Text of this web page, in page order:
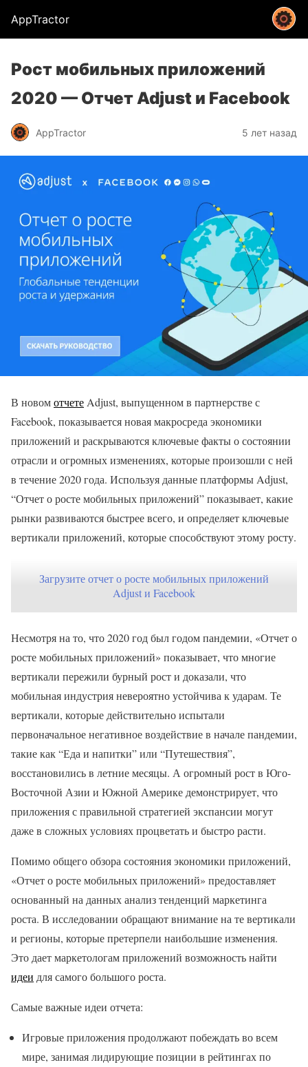
AppTractor
Рост мобильных приложений
2020 — Отчет Adjust и Facebook
AppTractor 5 лет назад
В новомотчетеAdjust, выпущенном в партнерстве с
Facebook, показывается новая макросреда экономики
приложений и раскрываются ключевые факты о состоянии
отрасли и огромных изменениях, которые произошли с ней
в течение 2020 года. Используя данные платформы Adjust,
“Отчет о росте мобильных приложений” показывает, какие
рынки развиваются быстрее всего, и определяет ключевые
вертикали приложений, которые способствуют этому росту.
Загрузите отчет о росте мобильных приложений
Adjust и Facebook
Несмотря на то, что 2020 год был годом пандемии, «Отчет о
росте мобильных приложений» показывает, что многие
вертикали пережили бурный рост и доказали, что
мобильная индустрия невероятно устойчива к ударам. Те
вертикали, которые действительно испытали
первоначальное негативное воздействие в начале пандемии,
такие как “Еда и напитки” или “Путешествия”,
восстановились в летние месяцы. А огромный рост в Юго-
Восточной Азии и Южной Америке демонстрирует, что
приложения с правильной стратегией экспансии могут
даже в сложных условиях процветать и быстро расти.
Помимо общего обзора состояния экономики приложений,
«Отчет о росте мобильных приложений» предоставляет
основанный на данных анализ тенденций маркетинга
роста. В исследовании обращают внимание на те вертикали
и регионы, которые претерпели наибольшие изменения.
Это дает маркетологам приложений возможность найти
идеи для самого большого роста.
Самые важные идеи отчета:
Игровые приложения продолжают побеждать во всем
мире, занимая лидирующие позиции в рейтингах по